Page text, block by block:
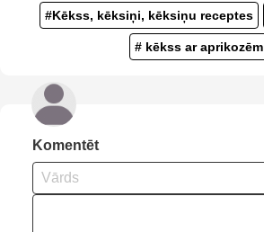
#Kēkss, kēksiņi, kēksiņu receptes
# kēkss ar aprikozēm
Komentēt